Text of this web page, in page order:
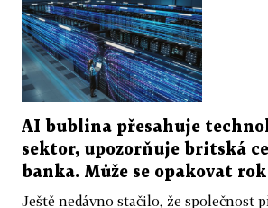
AI bublina přesahuje
sektor, upozorňuje britská
banka. Může se opakovat
Ještě nedávno stačilo, že společnost